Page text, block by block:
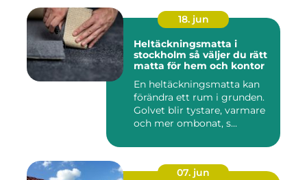
18. jun
Heltäckningsmatta i
stockholm så väljer du rätt
matta för hem och kontor
En heltäckningsmatta kan
förändra ett rum i grunden.
Golvet blir tystare, varmare
och mer ombonat, s...
07. jun